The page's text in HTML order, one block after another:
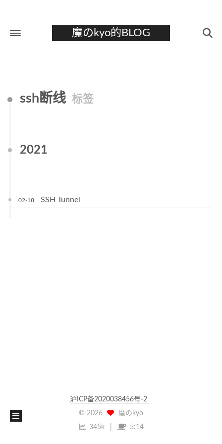
魔のkyo的BLOG
关于
归档
ssh断线 标签
2021
02-18 SSH Tunnel
沪ICP备2020038456号-2
© 2026
魔のkyo
345k
5:14